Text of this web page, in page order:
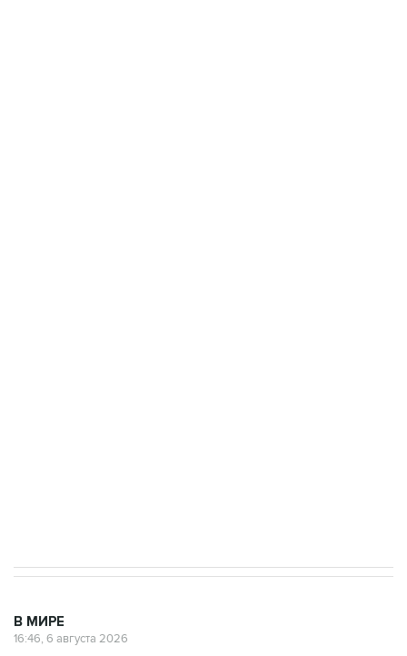
В МИРЕ
16:46, 6 августа 2026